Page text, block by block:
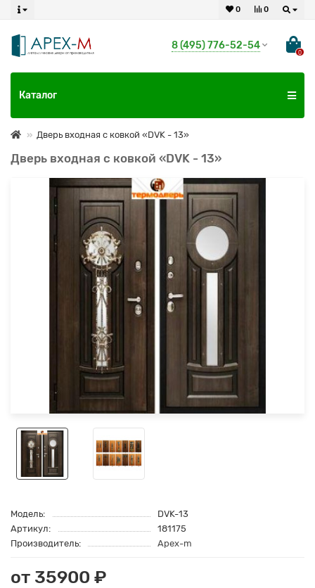
0
0
8 (495) 776-52-54
0
Каталог
Дверь входная с ковкой «DVK - 13»
Дверь входная с ковкой «DVK - 13»
Модель:
DVK-13
Артикул:
181175
Производитель:
Apex-m
от 35900 ₽